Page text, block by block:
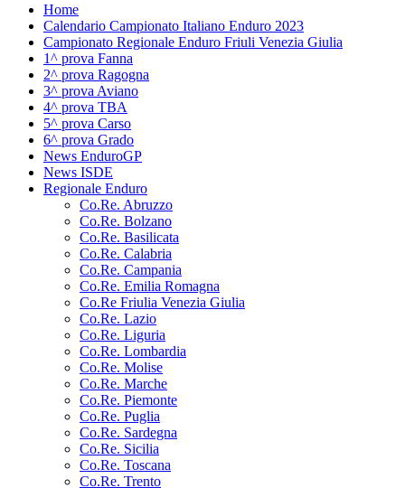
Home
Calendario Campionato Italiano Enduro 2023
Campionato Regionale Enduro Friuli Venezia Giulia
1^ prova Fanna
2^ prova Ragogna
3^ prova Aviano
4^ prova TBA
5^ prova Carso
6^ prova Grado
News EnduroGP
News ISDE
Regionale Enduro
Co.Re. Abruzzo
Co.Re. Bolzano
Co.Re. Basilicata
Co.Re. Calabria
Co.Re. Campania
Co.Re. Emilia Romagna
Co.Re Friulia Venezia Giulia
Co.Re. Lazio
Co.Re. Liguria
Co.Re. Lombardia
Co.Re. Molise
Co.Re. Marche
Co.Re. Piemonte
Co.Re. Puglia
Co.Re. Sardegna
Co.Re. Sicilia
Co.Re. Toscana
Co.Re. Trento